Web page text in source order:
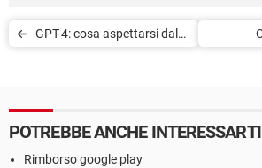
GPT-4: cosa aspettarsi dal
POTREBBE ANCHE INTERESSARTI
Rimborso google play